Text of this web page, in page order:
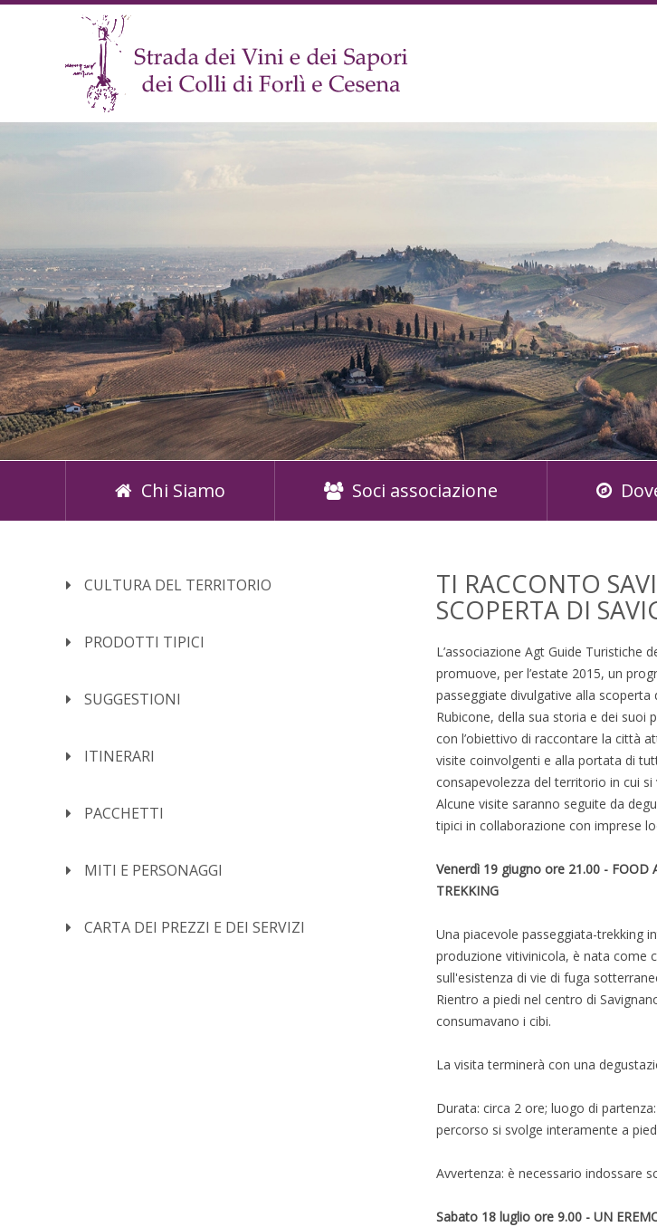
Chi Siamo Soci associazione
CULTURA DEL TERRITORIO
PRODOTTI TIPICI
SUGGESTIONI
ITINERARI
PACCHETTI
MITI E PERSONAGGI
CARTA DEI PREZZI E DEI SERVIZI
TI RACCONTO
SCOPERTA DI
L’associazione Agt Guide Turistiche
promuove, per l’estate 2015, un
passeggiate divulgative alla scoperta
Rubicone, della sua storia e dei suoi
con l’obiettivo di raccontare la città
visite coinvolgenti e alla portata di
consapevolezza del territorio in cui si
Alcune visite saranno seguite da
tipici in collaborazione con imprese
Venerdì 19 giugno ore 21.00 - FOOD
TREKKING
Una piacevole passeggiata-trekking
produzione vitivinicola, è nata come
sull'esistenza di vie di fuga
Rientro a piedi nel centro di
consumavano i cibi.
La visita terminerà con una
Durata: circa 2 ore; luogo di
percorso si svolge interamente a
Avvertenza: è necessario indossare
Sabato 18 luglio ore 9.00 - UN